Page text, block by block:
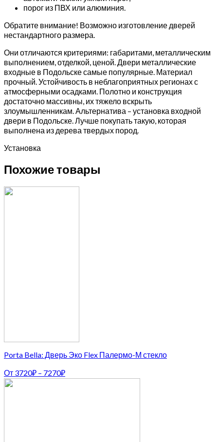
порог из ПВХ или алюминия.
Обратите внимание! Возможно изготовление дверей
нестандартного размера.
Они отличаются критериями: габаритами, металлическим
выполнением, отделкой, ценой. Двери металлические
входные в Подольске самые популярные. Материал
прочный. Устойчивость в неблагоприятных регионах с
атмосферными осадками. Полотно и конструкция
достаточно массивны, их тяжело вскрыть
злоумышленникам. Альтернатива – установка входной
двери в Подольске. Лучше покупать такую, которая
выполнена из дерева твердых пород.
Установка
Похожие товары
Porta Bella: Дверь Эко Flex Палермо-М стекло
От 3720₽ – 7270₽